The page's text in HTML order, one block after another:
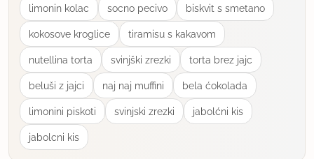
limonin kolac socno pecivo biskvit s smetano
kokosove kroglice tiramisu s kakavom
nutellina torta svinjški zrezki torta brez jajc
beluši z jajci naj naj muffini bela ćokolada
limonini piskoti svinjski zrezki jabolćni kis
jabolcni kis